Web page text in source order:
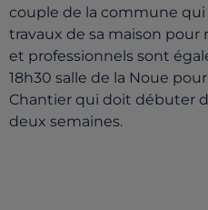
couple de la commune
travaux de sa maison pour
et professionnels sont
18h30 salle de la Noue
Chantier qui doit débuter
deux semaines.